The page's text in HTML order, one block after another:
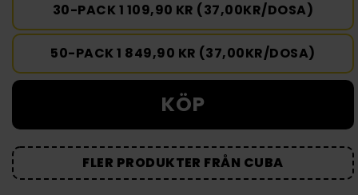
30-PACK 1 109,90 KR (37,00KR/DOSA)
50-PACK 1 849,90 KR (37,00KR/DOSA)
KÖP
FLER PRODUKTER FRÅN CUBA